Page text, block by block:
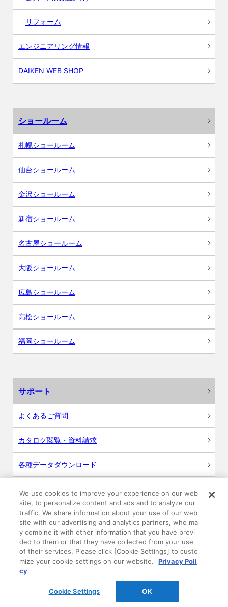
リフォーム
エンジニアリング情報
DAIKEN WEB SHOP
ショールーム
札幌ショールーム
仙台ショールーム
金沢ショールーム
新宿ショールーム
名古屋ショールーム
大阪ショールーム
広島ショールーム
高松ショールーム
福岡ショールーム
サポート
よくあるご質問
カタログ閲覧・資料請求
各種データダウンロード
WEB見積・各種シミュレーション
交換用部品の購入
修理・点検
お問い合わせ
We use cookies to improve your experience on our web
site, to personalize content and ads and to analyze our
traffic. We share information about your use of our web
site with our advertising and analytics partners, who ma
y combine it with other information that you have provi
ded to them or that they have collected from your use
of their services. Please click [Cookie Settings] to custo
mize your cookie settings on our website.
Privacy Poli
cy
Cookie Settings OK